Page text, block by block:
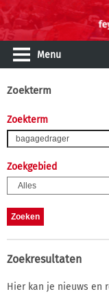
Menu
Zoekterm
Zoekterm
Zoekgebied
Zoekresultaten
Hier kan je nieuws en